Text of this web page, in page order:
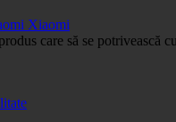
Xiaomi
care să se potrivească